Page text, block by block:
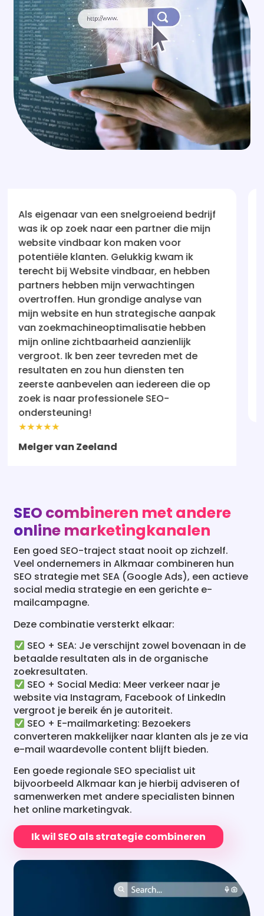
bedrijf
die mijn
ik
hebben
van
aanpak
hebben
de
ten
die op
Na talloze teleurstellingen met
bedrijven die beweerden mijn
vindbaar te maken, was ik
sceptisch. Maar Website
mijn vertrouwen hersteld! Hun
holistisch en resultaatgericht.
staat nu waar ik altijd wilde dat
zijn - voor de ogen van
klanten. Ik ben erg onder de
hun service aan iedereen
serieus is over online succes.
★★★★★
Rebecca
Een goed SEO-traject staat nooit op zichzelf.
Veel ondernemers in Alkmaar combineren hun
SEO strategie met SEA (Google Ads), een actieve
social media strategie en een gerichte e-
mailcampagne.
Deze combinatie versterkt elkaar:
SEO + SEA: Je verschijnt zowel bovenaan in de
betaalde resultaten als in de organische
SEO + Social Media: Meer verkeer naar je
website via Instagram, Facebook of LinkedIn
vergroot je bereik én je autoriteit.
SEO + E-mailmarketing: Bezoekers
converteren makkelijker naar klanten als je ze via
e-mail waardevolle content blijft bieden.
Een goede regionale SEO specialist uit
bijvoorbeeld Alkmaar kan je hierbij adviseren of
samenwerken met andere specialisten binnen
het online marketingvak.
Ik wil SEO als strategie combineren